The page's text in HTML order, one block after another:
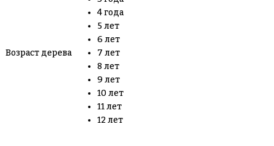
Возраст дерева
4 года
5 лет
6 лет
7 лет
8 лет
9 лет
10 лет
11 лет
12 лет